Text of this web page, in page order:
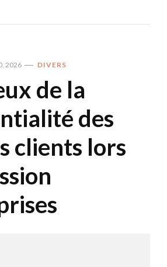
2026 DIVERS
de la
des
clients lors